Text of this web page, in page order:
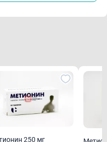
250 мг